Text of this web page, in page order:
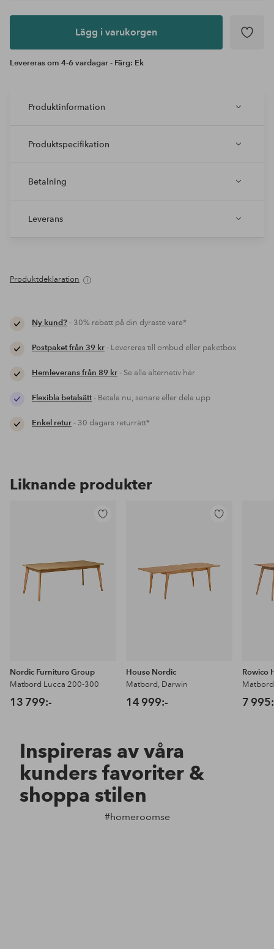
Lägg i varukorgen
Levereras om 4-6 vardagar - Färg: Ek
Produktinformation
Produktspecifikation
Betalning
Leverans
Produktdeklaration
Ny kund?- 30% rabatt på din dyraste vara*
Postpaket från 39 kr- Levereras till ombud eller paketbox
Hemleverans från 89 kr- Se alla alternativ här
Flexibla betalsätt- Betala nu, senare eller dela upp
Enkel retur- 30 dagars returrätt*
Liknande produkter
Nordic Furniture Group
Matbord Lucca 200-300
13 799:-
House Nordic
Matbord, Darwin
14 999:-
Rowico
7
Inspireras av våra
kunders favoriter &
shoppa stilen
#homeroomse